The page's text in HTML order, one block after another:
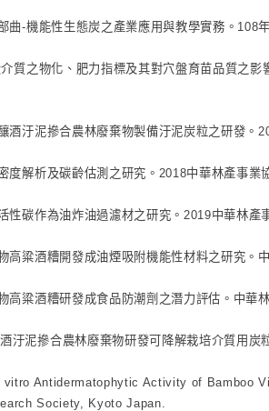
-機能性生態炭之產業應用與教學實務。108
質之物化、肥力指標及其對穴盤育苗品質之
汙泥摻合農林廢棄物製備汙泥炭粒之研發。
解析及碳齡估測之研究。2018中華林產事業
碳作為油炸油過濾材之研究。2019中華林產
粱酒糟開發成油煙吸附機能性材料之研究。
粱酒糟研發成食品防潮劑之潛力評估。中華
汙泥摻合農林廢棄物研發可降解栽培介質用炭
Antidermatophytic Activity of Bamboo
Society, Kyoto Japan.